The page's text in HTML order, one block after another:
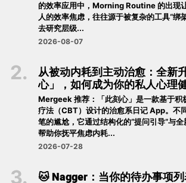
的效率应用中，Morning Routine 的出现
人的效率焦虑，往往源于被复杂的工具“
去研究层级...
2026-08-07
从被动内耗到主动治愈：全新
心」，如何成为你的私人心理
Mergeek 推荐：「此刻心」是一款基于积
疗法（CBT）设计的治愈系日记 App。不
笔的尴尬，它通过结构化的“提问引导”与全
帮助你抚平焦虑内耗...
2026-07-28
🐱 Nagger：当你的待办事项